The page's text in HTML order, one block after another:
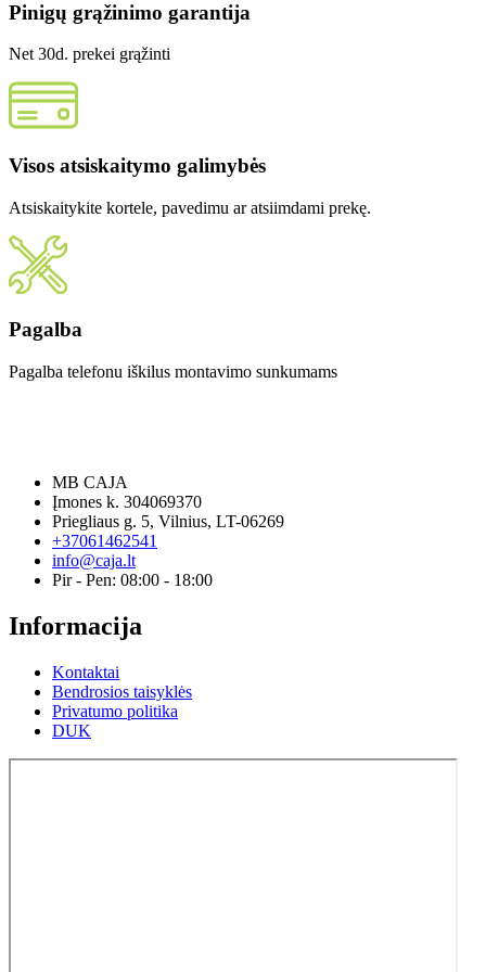
Pinigų grąžinimo garantija
Net 30d. prekei grąžinti
Visos atsiskaitymo galimybės
Atsiskaitykite kortele, pavedimu ar atsiimdami prekę.
Pagalba
Pagalba telefonu iškilus montavimo sunkumams
MB CAJA
Įmones k. 304069370
Priegliaus g. 5, Vilnius, LT-06269
+37061462541
info@caja.lt
Pir - Pen: 08:00 - 18:00
Informacija
Kontaktai
Bendrosios taisyklės
Privatumo politika
DUK